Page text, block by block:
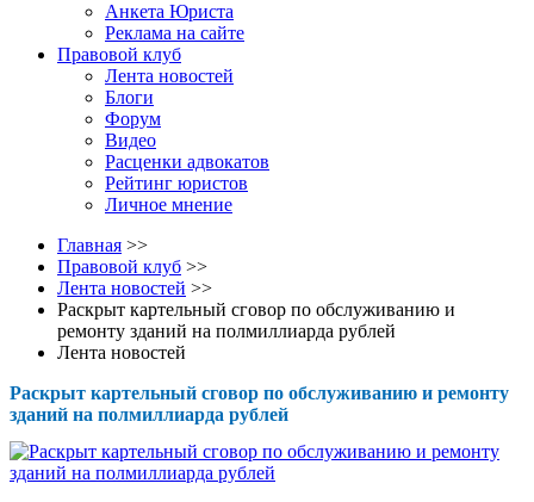
Анкета Юриста
Реклама на сайте
Правовой клуб
Лента новостей
Блоги
Форум
Видео
Расценки адвокатов
Рейтинг юристов
Личное мнение
Главная >>
Правовой клуб >>
Лента новостей >>
Раскрыт картельный сговор по обслуживанию и
ремонту зданий на полмиллиарда рублей
Лента новостей
Раскрыт картельный сговор по обслуживанию и ремонту
зданий на полмиллиарда рублей